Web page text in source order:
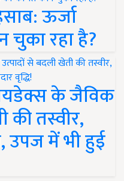
ऊर्जा
चुका रहा है?
के जैविक
की तस्वीर,
उपज में भी हुई